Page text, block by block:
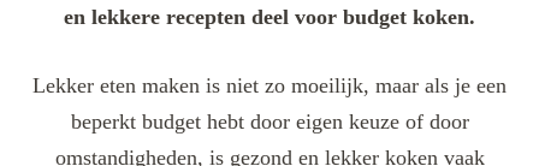
en lekkere recepten deel voor budget koken.
Lekker eten maken is niet zo moeilijk, maar als je een
beperkt budget hebt door eigen keuze of door
omstandigheden, is gezond en lekker koken vaak